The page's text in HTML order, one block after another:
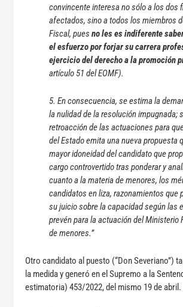
convincente interesa no sólo a los dos
afectados, sino a todos los miembros
Fiscal, puesno les es indiferente
el esfuerzo por forjar su carrera
ejercicio del derecho a la promoción
artículo 51 del EOMF).
5. En consecuencia, se estima la
la nulidad de la resolución impugnada;
retroacción de las actuaciones para
del Estado emita una nueva propuesta
mayor idoneidad del candidato que
cargo controvertido tras ponderar y
cuanto a la materia de menores, los
candidatos en liza, razonamientos que
su juicio sobre la capacidad según las
prevén para la actuación del Ministerio
de menores.”
Otro candidato al puesto (“Don Severiano”)
la medida y generó en el Supremo a la
estimatoria) 453/2022, del mismo 19 de